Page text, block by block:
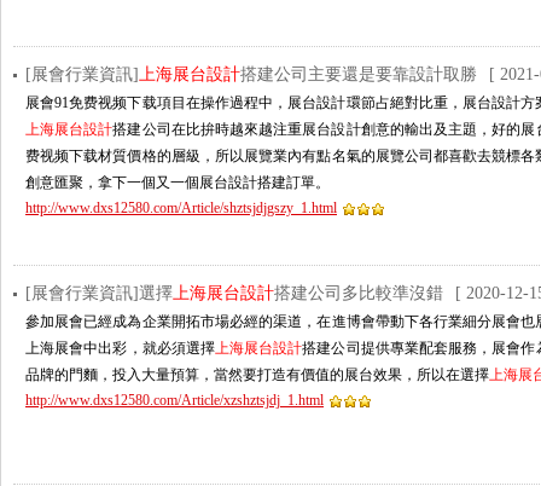
[展會行業資訊]上海展台設計搭建公司主要還是要靠設計取勝 [
展會91免费视频下载項目在操作過程中，展台設計環節占絕對比重，展台設計方
上海展台設計搭建公司在比拚時越來越注重展台設計創意的輸出及主題，好的展
费视频下载材質價格的層級，所以展覽業內有點名氣的展覽公司都喜歡去競標
創意匯聚，拿下一個又一個展台設計搭建訂單。
http://www.dxs12580.com/Article/shztsjdjgszy_1.html
[展會行業資訊]選擇上海展台設計搭建公司多比較準沒錯 [ 2020-12-
參加展會已經成為企業開拓市場必經的渠道，在進博會帶動下各行業細分展會也層
上海展會中出彩，就必須選擇上海展台設計搭建公司提供專業配套服務，展會
品牌的門麵，投入大量預算，當然要打造有價值的展台效果，所以在選擇上海展
http://www.dxs12580.com/Article/xzshztsjdj_1.html